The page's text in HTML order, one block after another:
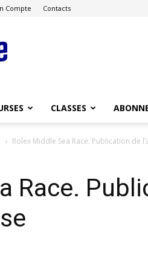
Compte Contacts
CLASSES
Rolex Middle Sea Race. Publication de
Race.